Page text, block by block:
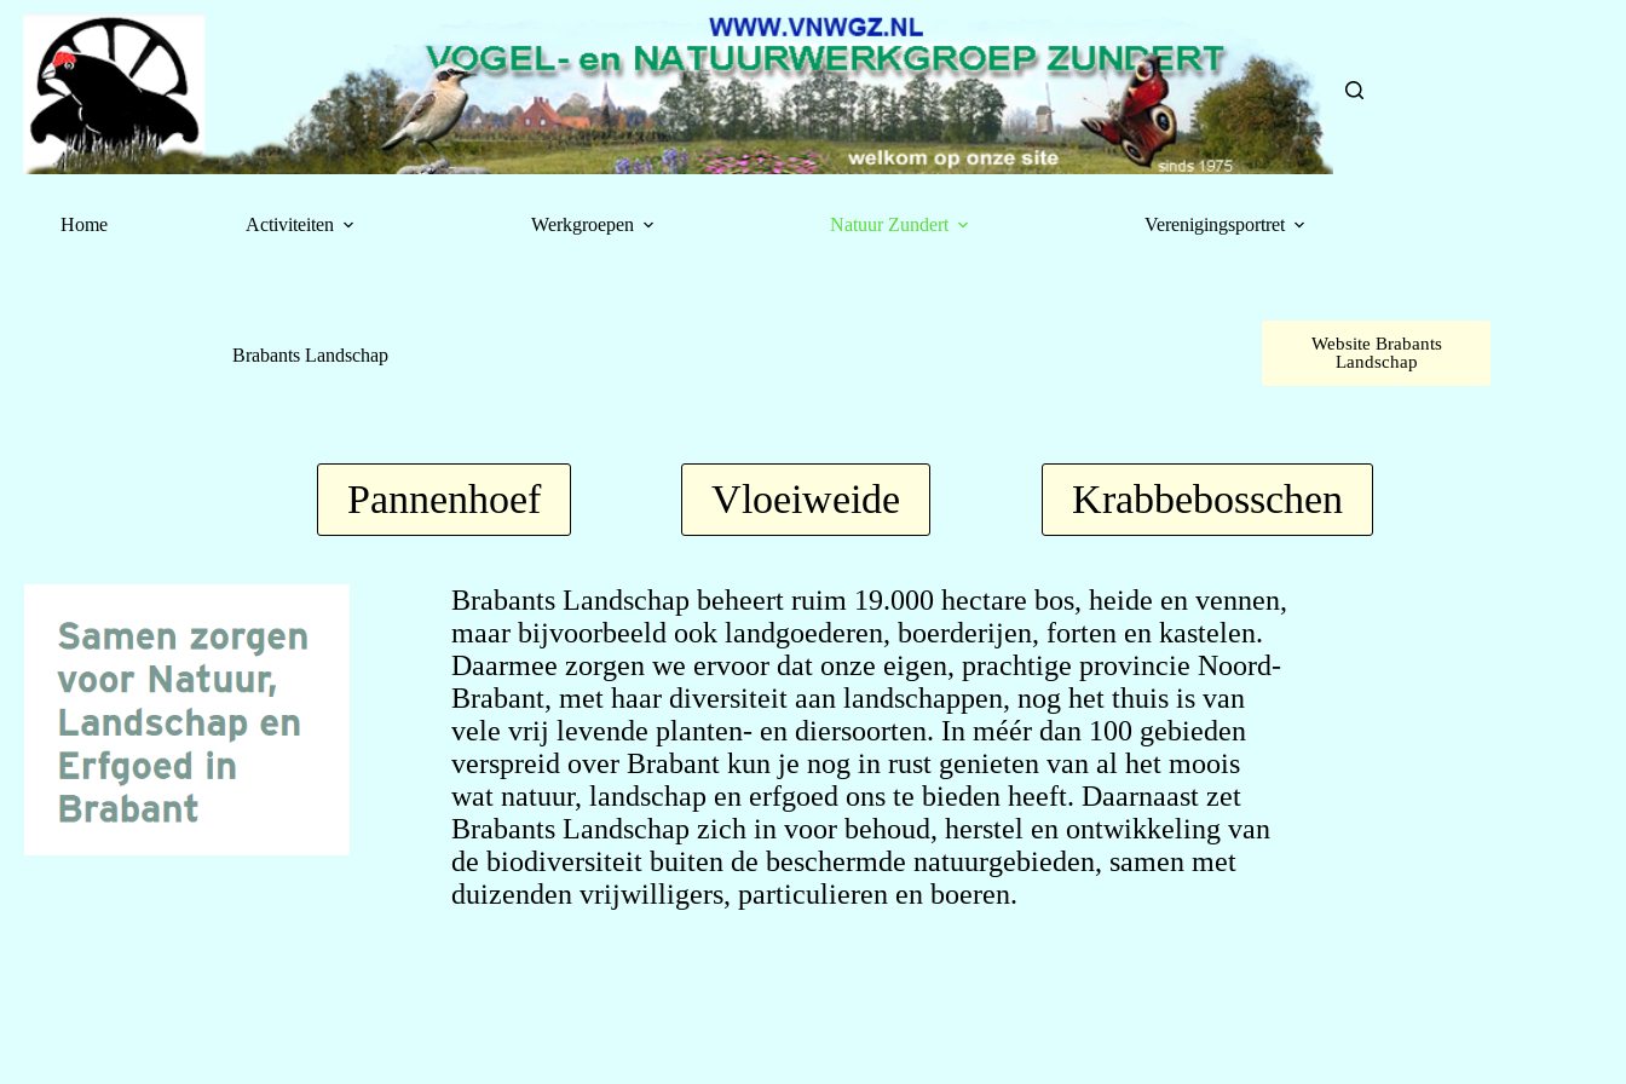
Home Activiteiten Werkgroepen Natuur Zundert Verenigingsportret
Brabants Landschap
Website Brabants
Landschap
Pannenhoef Vloeiweide Krabbebosschen
Brabants Landschap beheert ruim 19.000 hectare bos, heide en vennen,
maar bijvoorbeeld ook landgoederen, boerderijen, forten en kastelen.
Daarmee zorgen we ervoor dat onze eigen, prachtige provincie Noord-
Brabant, met haar diversiteit aan landschappen, nog het thuis is van
vele vrij levende planten- en diersoorten. In méér dan 100 gebieden
verspreid over Brabant kun je nog in rust genieten van al het moois
wat natuur, landschap en erfgoed ons te bieden heeft. Daarnaast zet
Brabants Landschap zich in voor behoud, herstel en ontwikkeling van
de biodiversiteit buiten de beschermde natuurgebieden, samen met
duizenden vrijwilligers, particulieren en boeren.